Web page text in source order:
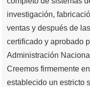
investigación,
ventas y después de
certificado y aprobado
Administración
Creemos firmemente
establecido un estricto